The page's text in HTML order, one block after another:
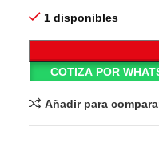
1 disponibles
COTIZA POR
Añadir para